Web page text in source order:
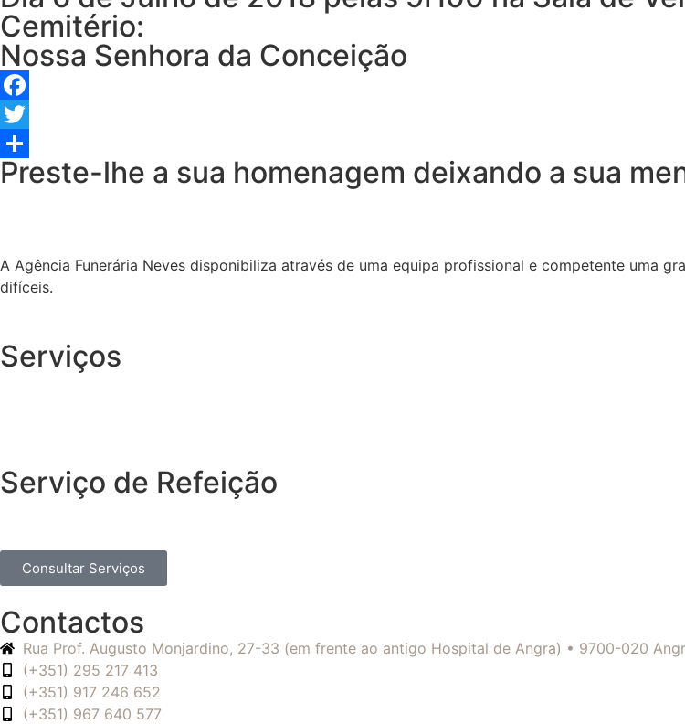
Cemitério:
Nossa Senhora da Conceição
Facebook
Twitter
Share
Preste-lhe a sua homenagem deixando a sua
A Agência Funerária Neves disponibiliza através de uma equipa profissional e competente uma
difíceis.
Serviços
Serviço de Refeição
Consultar Serviços
Contactos
Rua Prof. Augusto Monjardino, 27-33 (em frente ao antigo Hospital de Angra) • 9700-020
(+351) 295 217 413
(+351) 917 246 652
(+351) 967 640 577